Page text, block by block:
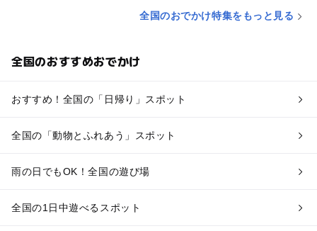
全国のおでかけ特集をもっと見る
全国のおすすめおでかけ
おすすめ！全国の「日帰り」スポット
全国の「動物とふれあう」スポット
雨の日でもOK！全国の遊び場
全国の1日中遊べるスポット